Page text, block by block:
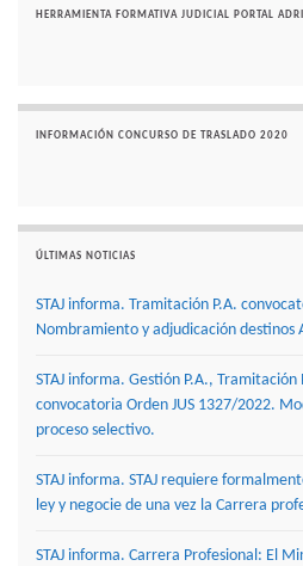
HERRAMIENTA FORMATIVA JUDICIAL PORTAL
INFORMACIÓN CONCURSO DE TRASLADO 2020
ÚLTIMAS NOTICIAS
STAJ informa. Tramitación P.A.
Nombramiento y adjudicación destinos
STAJ informa. Gestión P.A., Tramitación
convocatoria Orden JUS 1327/2022.
proceso selectivo.
STAJ informa. STAJ requiere
ley y negocie de una vez la Carrera
STAJ informa. Carrera Profesional: El